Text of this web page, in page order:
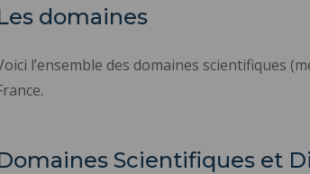
domaines
l’ensemble des domaines scientifiques
Scientifiques et